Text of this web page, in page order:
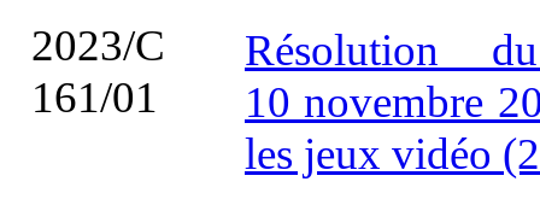
2023/C
161/01
Résolution
10 novembre
les jeux vidéo